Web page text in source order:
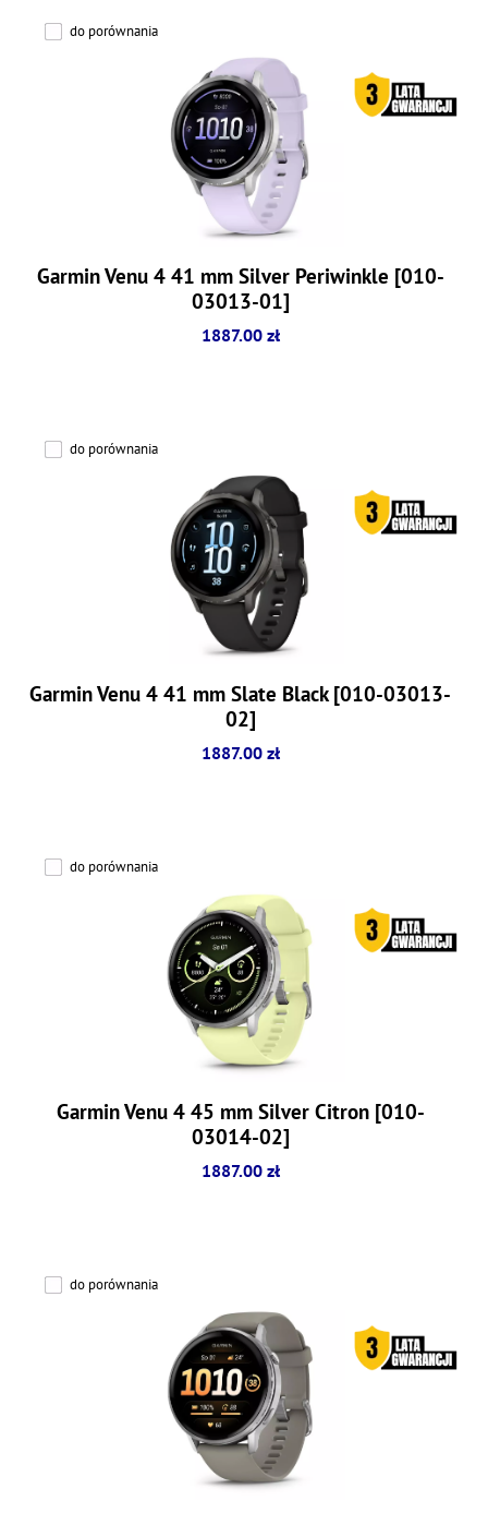
do porównania
Garmin Venu 4 41 mm Silver Periwinkle [010-
03013-01]
1887.00 zł
do porównania
Garmin Venu 4 41 mm Slate Black [010-03013-
02]
1887.00 zł
do porównania
Garmin Venu 4 45 mm Silver Citron [010-
03014-02]
1887.00 zł
do porównania